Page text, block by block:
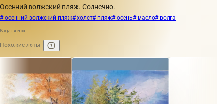
Осенний волжский пляж. Солнечно.
# осенний волжский пляж# холст# пляж# осень# масло# волга
Картины
Похожие лоты